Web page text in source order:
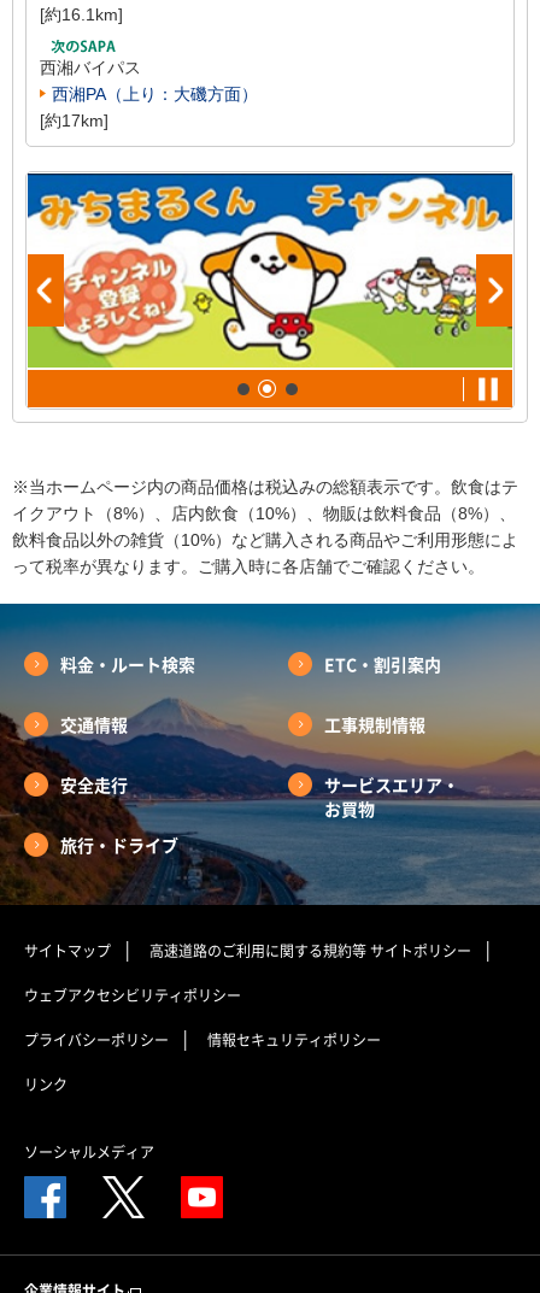
[約16.1km]
西湘バイパス
西湘PA（上り：大磯方面）
[約17km]
※当ホームページ内の商品価格は税込みの総額表示です。飲食はテ
イクアウト（8%）、店内飲食（10%）、物販は飲料食品（8%）、
飲料食品以外の雑貨（10%）など購入される商品やご利用形態によ
って税率が異なります。ご購入時に各店舗でご確認ください。
料金・ルート検索 ETC・割引案内
交通情報 工事規制情報
安全走行
サービスエリア・
お買物
旅行・ドライブ
サイトマップ 高速道路のご利用に関する規約等サイトポリシー
ウェブアクセシビリティポリシー
プライバシーポリシー 情報セキュリティポリシー
リンク
ソーシャルメディア